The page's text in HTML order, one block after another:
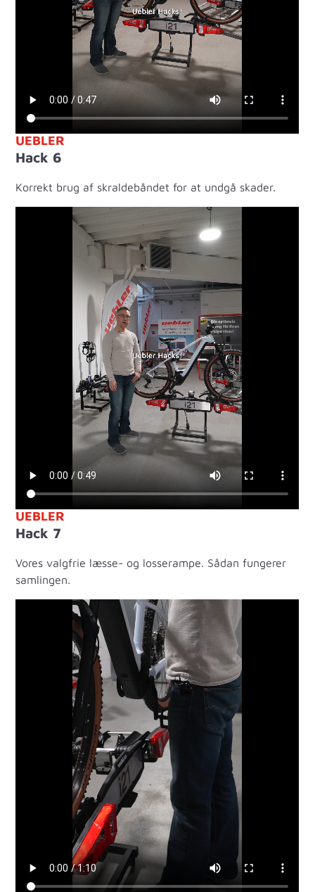
UEBLER
Hack 6
Korrekt brug af skraldebåndet for at undgå skader.
UEBLER
Hack 7
Vores valgfrie læsse- og losserampe. Sådan fungerer
samlingen.